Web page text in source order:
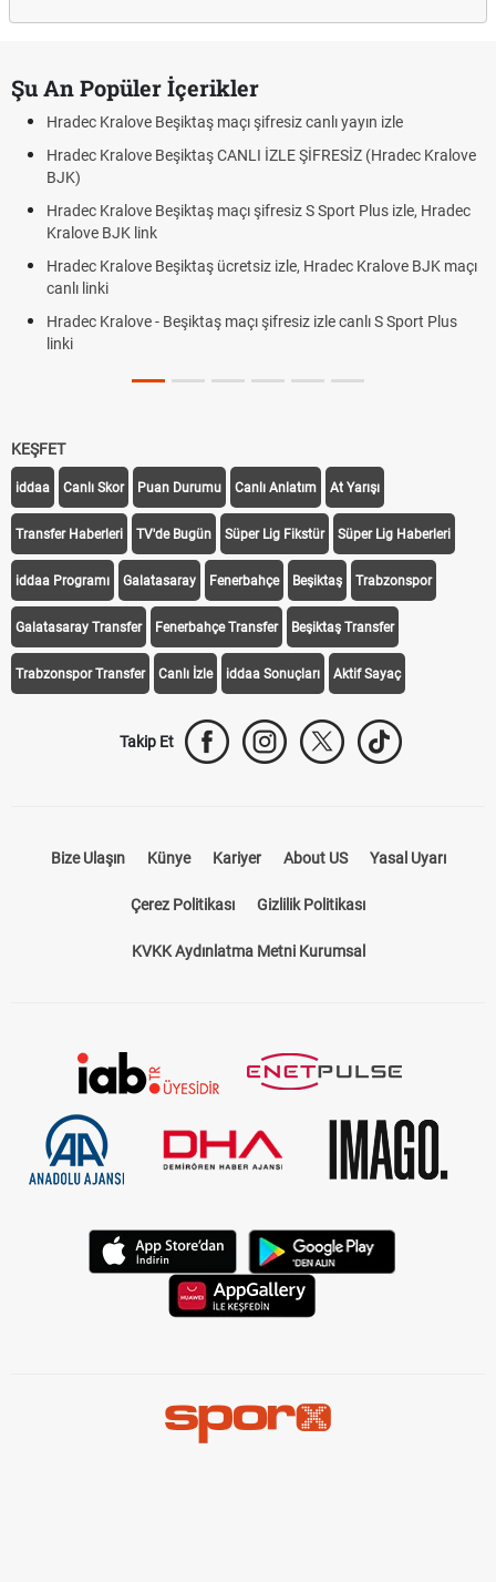
Şu An Popüler İçerikler
Hradec Kralove Beşiktaş maçı şifresiz canlı yayın izle
Hradec Kralove Beşiktaş CANLI İZLE ŞİFRESİZ (Hradec Kralove
BJK)
Hradec Kralove Beşiktaş maçı şifresiz S Sport Plus izle, Hradec
Kralove BJK link
Hradec Kralove Beşiktaş ücretsiz izle, Hradec Kralove BJK maçı
canlı linki
Hradec Kralove - Beşiktaş maçı şifresiz izle canlı S Sport Plus
linki
KEŞFET
iddaa Canlı Skor Puan Durumu Canlı Anlatım At Yarışı
Transfer Haberleri TV'de Bugün Süper Lig Fikstür Süper Lig Haberleri
iddaa Programı Galatasaray Fenerbahçe Beşiktaş Trabzonspor
Galatasaray Transfer Fenerbahçe Transfer Beşiktaş Transfer
Trabzonspor Transfer Canlı İzle iddaa Sonuçları Aktif Sayaç
Takip Et
Bize Ulaşın Künye Kariyer About US Yasal Uyarı
Çerez Politikası Gizlilik Politikası
KVKK Aydınlatma Metni Kurumsal